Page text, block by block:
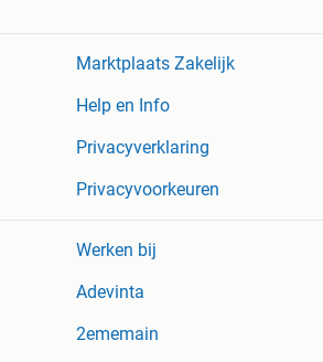
Marktplaats Zakelijk
Help en Info
Privacyverklaring
Privacyvoorkeuren
Werken bij
Adevinta
2ememain